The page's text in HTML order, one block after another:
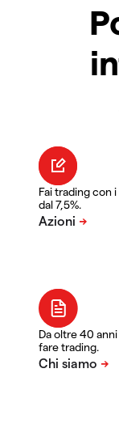
Fai trading con
dal 7,5%.
Da oltre 40
fare trading.